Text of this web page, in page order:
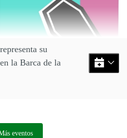
su
la Barca de la
eventos